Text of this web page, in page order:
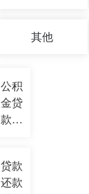
其他
公积
金贷
款基
询
贷款
还款